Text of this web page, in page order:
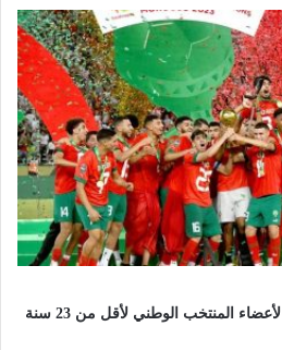
جلالة الملك يرسل برقية تهنئة لأعضاء المنتخب الوطني لأقل من 23 سنة